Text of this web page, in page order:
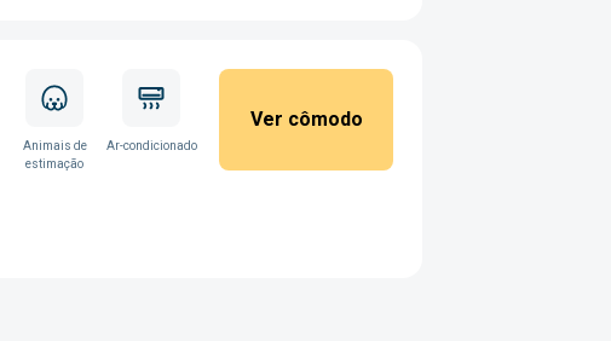
Animais de
estimação
Ar-condicionado
Ver cômodo